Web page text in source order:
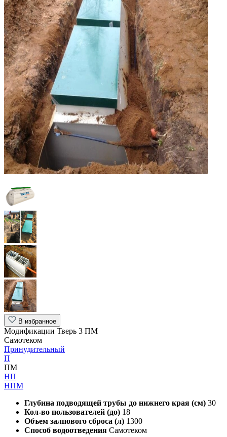
В избранное
Модификации Тверь 3 ПМ
Самотеком
Принудительный
П
ПМ
НП
НПМ
Глубина подводящей трубы до нижнего края (см) 30
Кол-во пользователей (до) 18
Объем залпового сброса (л) 1300
Способ водоотведения Самотеком